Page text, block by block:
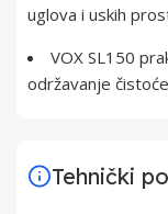
uglova i uskih
VOX SL150
održavanje
Tehnički